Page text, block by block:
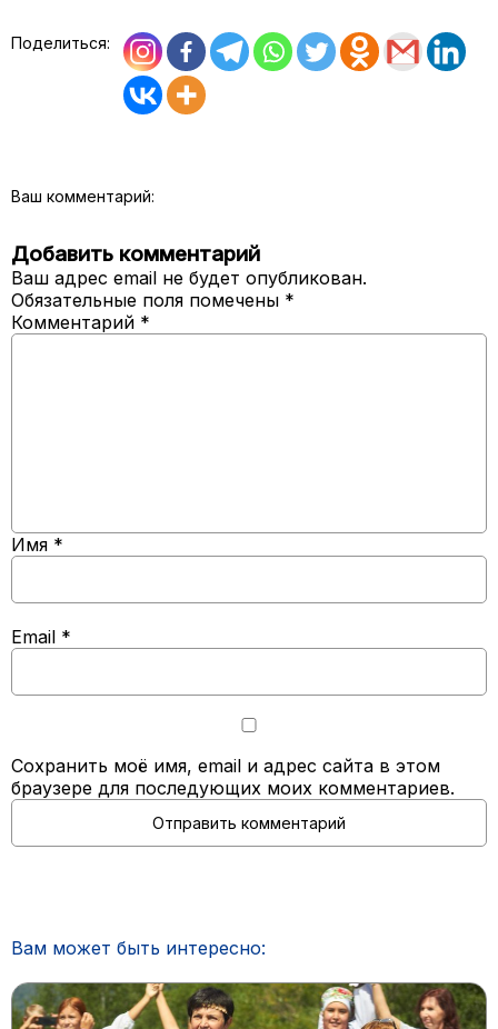
Поделиться:
Ваш комментарий:
Добавить комментарий
Ваш адрес email не будет опубликован.
Обязательные поля помечены *
Комментарий *
Имя *
Email *
Сохранить моё имя, email и адрес сайта в этом
браузере для последующих моих комментариев.
Вам может быть интересно: